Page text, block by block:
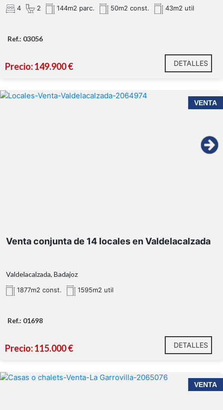
4 2 144m2 parc. 50m2 const. 43m2 util
Ref.: 03056
Precio: 149.900 € DETALLES
VENTA
Venta conjunta de 14 locales en Valdelacalzada
Valdelacalzada, Badajoz
1877m2 const. 1595m2 util
Ref.: 01698
Precio: 115.000 € DETALLES
VENTA